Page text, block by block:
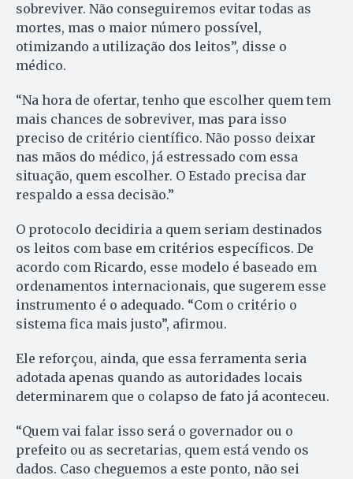
sobreviver. Não conseguiremos evitar todas as
mortes, mas o maior número possível,
otimizando a utilização dos leitos”, disse o
médico.
“Na hora de ofertar, tenho que escolher quem tem
mais chances de sobreviver, mas para isso
preciso de critério científico. Não posso deixar
nas mãos do médico, já estressado com essa
situação, quem escolher. O Estado precisa dar
respaldo a essa decisão.”
O protocolo decidiria a quem seriam destinados
os leitos com base em critérios específicos. De
acordo com Ricardo, esse modelo é baseado em
ordenamentos internacionais, que sugerem esse
instrumento é o adequado. “Com o critério o
sistema fica mais justo”, afirmou.
Ele reforçou, ainda, que essa ferramenta seria
adotada apenas quando as autoridades locais
determinarem que o colapso de fato já aconteceu.
“Quem vai falar isso será o governador ou o
prefeito ou as secretarias, quem está vendo os
dados. Caso cheguemos a este ponto, não sei